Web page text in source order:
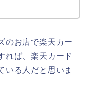
のお店で楽天カー
れば、楽天カード
いる人だと思いま